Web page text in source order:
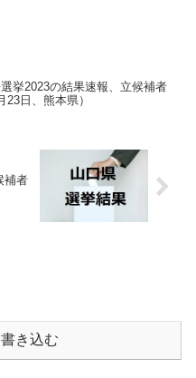
挙2023の結果速報、立候補者
23日、熊本県）
補者
き込む